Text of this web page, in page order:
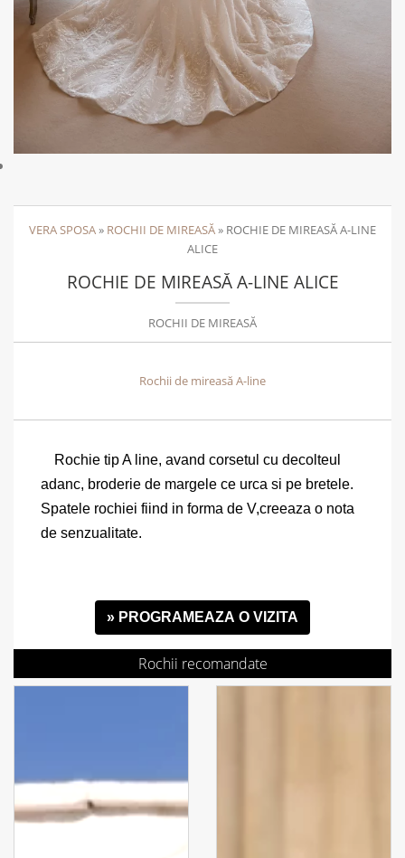
VERA SPOSA» ROCHII DE MIREASĂ» ROCHIE DE MIREASĂ A-LINE
ALICE
ROCHIE DE MIREASĂ A-LINE ALICE
ROCHII DE MIREASĂ
Rochii de mireasă A-line
Rochie tip A line, avand corsetul cu decolteul
adanc, broderie de margele ce urca si pe bretele.
Spatele rochiei fiind in forma de V,creeaza o nota
de senzualitate.
» PROGRAMEAZA O VIZITA
Rochii recomandate